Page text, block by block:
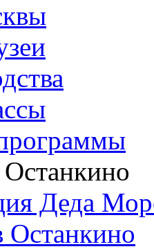
Деда
Останкино